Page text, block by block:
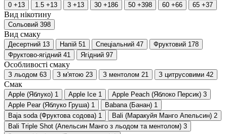
0 +13 1.5 +13 3 +13 30 +186 50 +398 60 +66 65 +37
Вид нікотину
Сольовий 398
Вид смаку
Десертний 13 Напій 51 Спеціальний 47 Фруктовий 178
Фруктово-ягідний 41 Ягідний 97
Особливості смаку
З льодом 63 З м'ятою 23 З ментолом 21 З цитрусовими 42
Смак
Apple (Яблуко) 1 Apple Ice 1 Apple Peach (Яблоко Персик) 3
Apple Pear (Яблуко Груша) 1 Babana (Банан) 1
Baja soda (Фруктова содова) 1 Bali (Маракуйя Манго Апельсин) 2
Bali Triple Shot (Апельсин Манго з льодом та ментолом) 3